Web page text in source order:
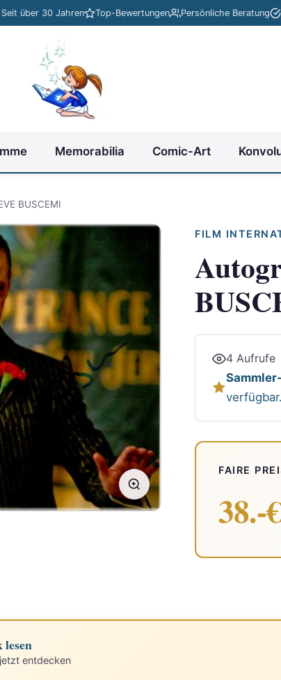
Seit über 30 Jahren Top-Bewertungen Persönliche Beratung
Memorabilia Comic-Art
BUSCEMI
FILM
4 Aufrufe
verfügbar.
FAIRE
38.-
lesen
entdecken